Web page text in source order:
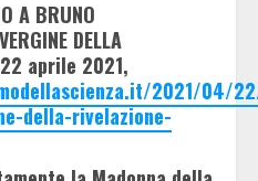
A BRUNO
DELLA
22 aprile 2021,
2021/04/
della-rivelazione-